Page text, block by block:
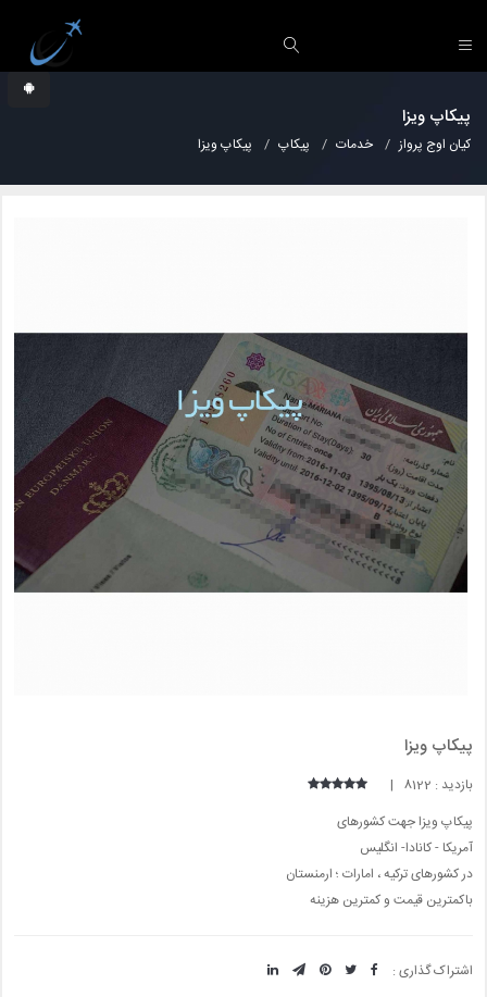
پیکاپ ویزا
کیان اوج پرواز خدمات پیکاپ پیکاپ ویزا
پیکاپ ویزا
بازدید : 8122 |
پیکاپ ویزا جهت کشورهای
آمریکا - کانادا- انگلیس
در کشورهای ترکیه ، امارات ؛ ارمنستان
باکمترین قیمت و کمترین هزینه
اشتراک گذاری :